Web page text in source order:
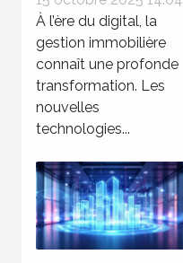
la gestion
immobilière ?
À l’ère du digital, la
gestion immobilière
connaît une profonde
transformation. Les
nouvelles
technologies...